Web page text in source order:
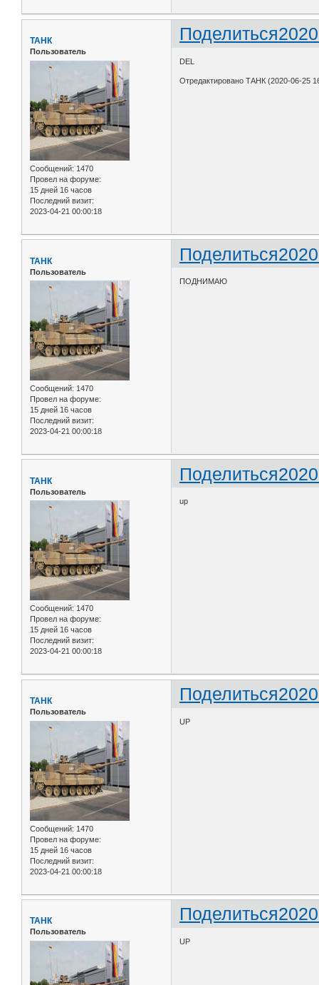
Поделиться
ТАНК
Пользователь
Сообщений: 1470
Провел на форуме:
15 дней 16 часов
Последний визит:
2023-04-21 00:00:18
DEL
Отредактировано ТАНК (2020-06-25
Поделиться
ТАНК
Пользователь
Сообщений: 1470
Провел на форуме:
15 дней 16 часов
Последний визит:
2023-04-21 00:00:18
ПОДНИМАЮ
Поделиться
ТАНК
Пользователь
Сообщений: 1470
Провел на форуме:
15 дней 16 часов
Последний визит:
2023-04-21 00:00:18
up
Поделиться
ТАНК
Пользователь
Сообщений: 1470
Провел на форуме:
15 дней 16 часов
Последний визит:
2023-04-21 00:00:18
UP
Поделиться
ТАНК
Пользователь
UP